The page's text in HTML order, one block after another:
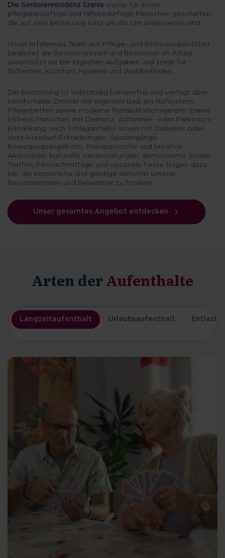
Die Seniorenresidenz Erania wurde für ältere,
pflegebedürftige und hilfsbedürftige Menschen geschaffen,
die auf eine Betreuung rund um die Uhr angewiesen sind.
Unser erfahrenes Team aus Pflege- und Betreuungskräften
begleitet die Bewohnerinnen und Bewohner im Alltag,
unterstützt sie bei täglichen Aufgaben und sorgt für
Sicherheit, Komfort, Hygiene und Wohlbefinden.
Die Einrichtung ist vollständig barrierefrei und verfügt über
komfortable Zimmer mit eigenem Bad, ein Rufsystem,
Pflegebetten sowie moderne Rehabilitationsgeräte. Erania
betreut Menschen mit Demenz, Alzheimer- oder Parkinson-
Erkrankung, nach Schlaganfällen sowie mit Diabetes oder
Herz-Kreislauf-Erkrankungen. Spaziergänge,
Bewegungsangebote, therapeutische und kreative
Aktivitäten, kulturelle Veranstaltungen, gemeinsame Spiele,
Treffen, Filmnachmittage und saisonale Feste tragen dazu
bei, die körperliche und geistige Aktivität unserer
Bewohnerinnen und Bewohner zu fördern.
Unser gesamtes Angebot entdecken
Arten derAufenthalte
Langzeitaufenthalt Urlaubsaufenthalt